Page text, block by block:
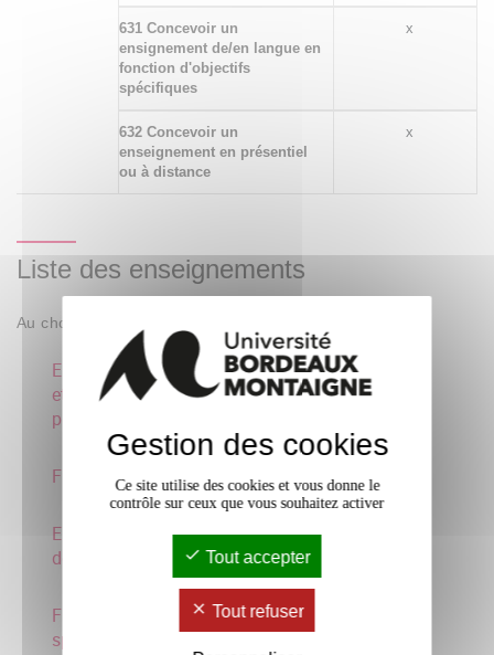
631 Concevoir un
ensignement de/en langue en
fonction d'objectifs
spécifiques
x
632 Concevoir un
enseignement en présentiel
ou à distance
x
Liste des enseignements
Au choix : 2 parmi 5
Enseignements bilingues
et didactiques du
plurilinguisme
Français de scolarisation
Enseignement précoce
des langues
Français sur objectifs
spécifiques
Gestion des cookies
Ce site utilise des cookies et vous donne le
contrôle sur ceux que vous souhaitez activer
Tout accepter
Tout refuser